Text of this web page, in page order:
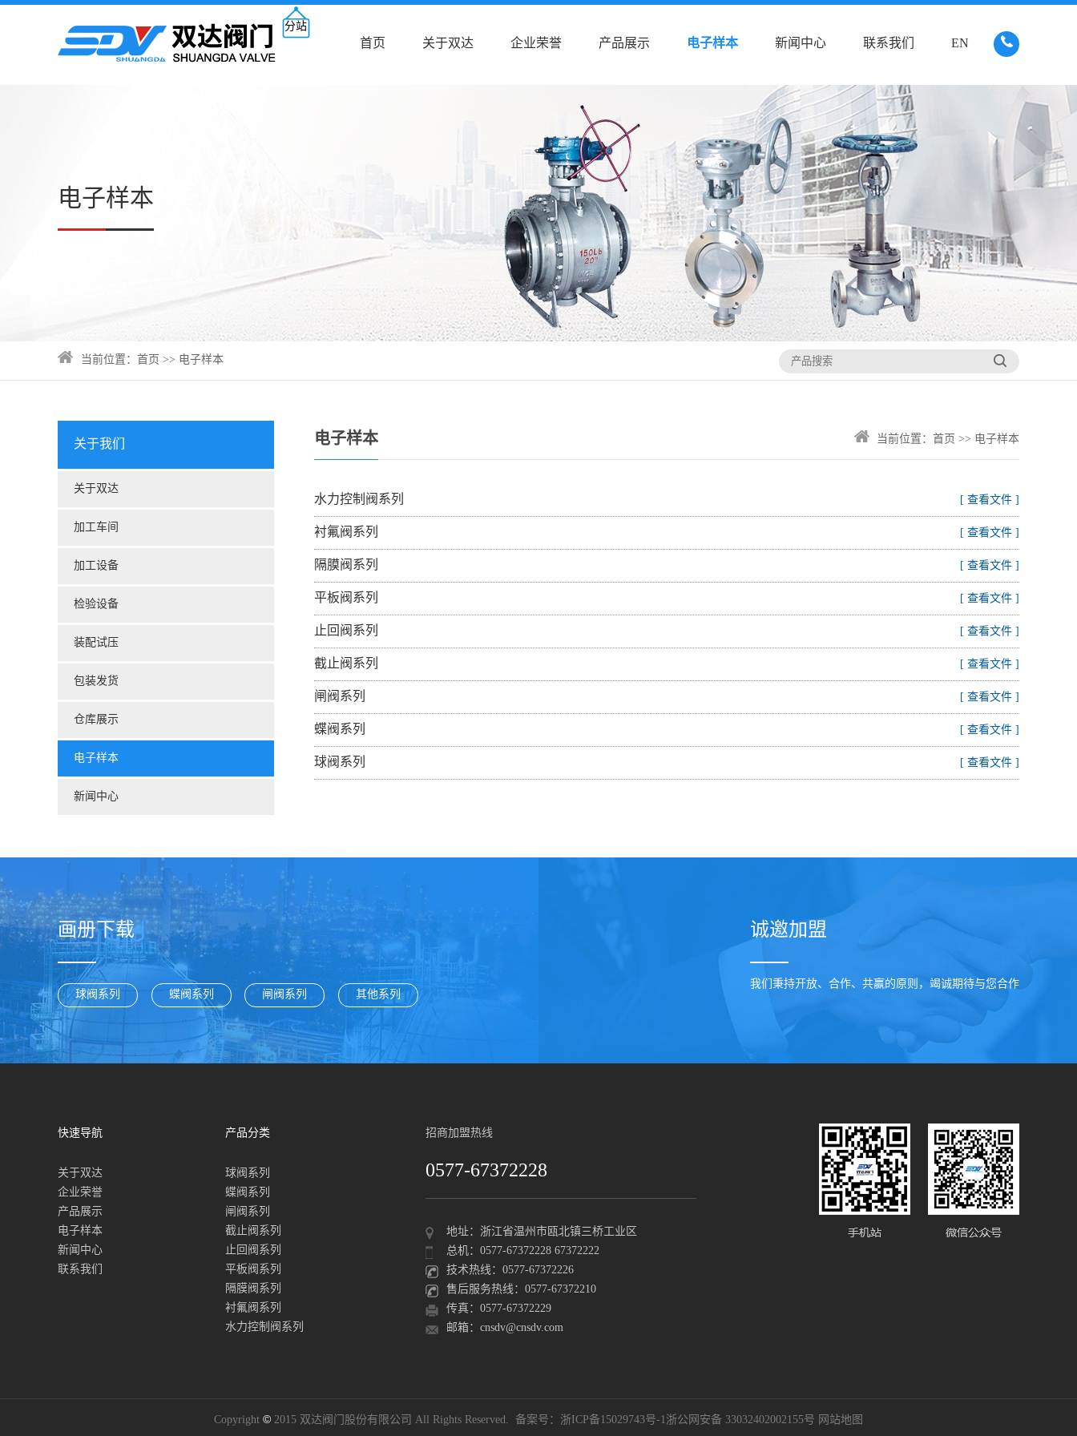
分站
首页 关于双达 企业荣誉 产品展示 电子样本 新闻中心 联系我们 EN
电子样本
当前位置： 首页 >> 电子样本
关于我们
关于双达
加工车间
加工设备
检验设备
装配试压
包装发货
仓库展示
电子样本
新闻中心
电子样本 当前位置： 首页 >> 电子样本
水力控制阀系列 [ 查看文件 ]
衬氟阀系列 [ 查看文件 ]
隔膜阀系列 [ 查看文件 ]
平板阀系列 [ 查看文件 ]
止回阀系列 [ 查看文件 ]
截止阀系列 [ 查看文件 ]
闸阀系列 [ 查看文件 ]
蝶阀系列 [ 查看文件 ]
球阀系列 [ 查看文件 ]
画册下载
球阀系列 蝶阀系列 闸阀系列 其他系列
诚邀加盟
我们秉持开放、合作、共赢的原则，竭诚期待与您合作
快速导航
关于双达
企业荣誉
产品展示
电子样本
新闻中心
联系我们
产品分类
球阀系列
蝶阀系列
闸阀系列
截止阀系列
止回阀系列
平板阀系列
隔膜阀系列
衬氟阀系列
水力控制阀系列
招商加盟热线
0577-67372228
地址：浙江省温州市瓯北镇三桥工业区
总机：0577-67372228 67372222
技术热线：0577-67372226
售后服务热线：0577-67372210
传真：0577-67372229
邮箱：cnsdv@cnsdv.com
Copyright © 2015 双达阀门股份有限公司 All Rights Reserved. 备案号： 浙ICP备15029743号-1浙公网安备 33032402002155号 网站地图